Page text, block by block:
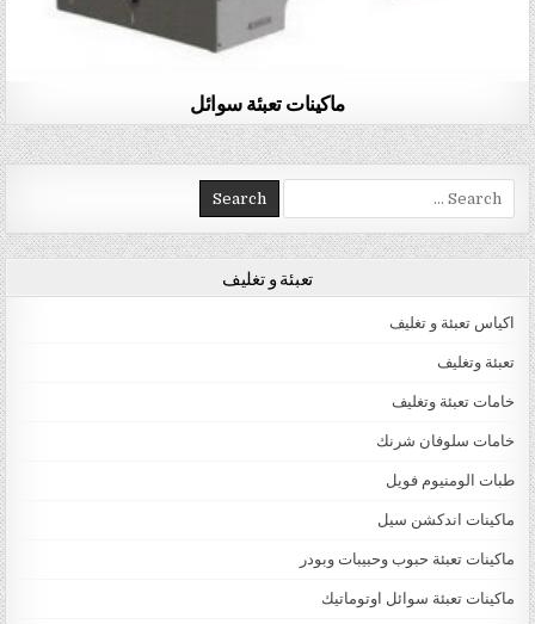
ماكينات تعبئة سوائل
Search for:
تعبئة و تغليف
اكياس تعبئة و تغليف
تعبئة وتغليف
خامات تعبئة وتغليف
خامات سلوفان شرنك
طبات الومنيوم فويل
ماكينات اندكشن سيل
ماكينات تعبئة حبوب وحبيبات وبودر
ماكينات تعبئة سوائل اوتوماتيك